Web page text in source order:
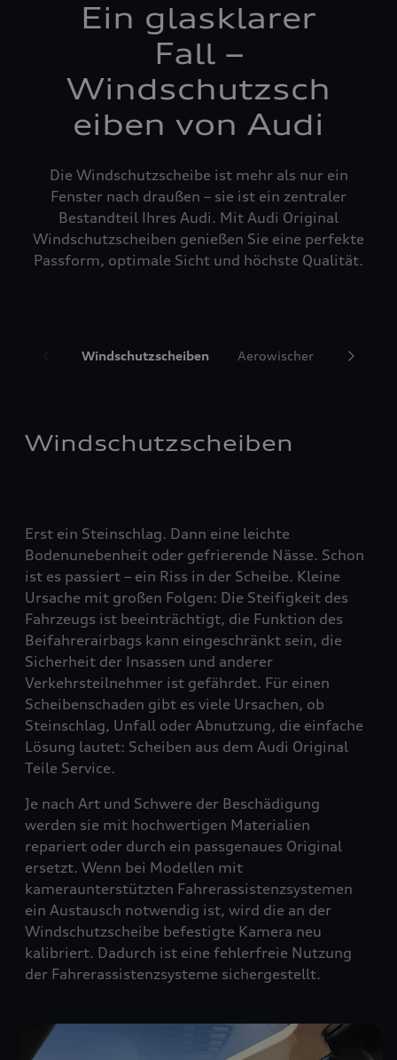
Ein glasklarer
Fall –
Windschutzsch
eiben von Audi
Die Windschutzscheibe ist mehr als nur ein
Fenster nach draußen – sie ist ein zentraler
Bestandteil Ihres Audi. Mit Audi Original
Windschutzscheiben genießen Sie eine perfekte
Passform, optimale Sicht und höchste Qualität.
Windschutzscheiben Aerowischer
Windschutzscheiben
Erst ein Steinschlag. Dann eine leichte
Bodenunebenheit oder gefrierende Nässe. Schon
ist es passiert – ein Riss in der Scheibe. Kleine
Ursache mit großen Folgen: Die Steifigkeit des
Fahrzeugs ist beeinträchtigt, die Funktion des
Beifahrerairbags kann eingeschränkt sein, die
Sicherheit der Insassen und anderer
Verkehrsteilnehmer ist gefährdet. Für einen
Scheibenschaden gibt es viele Ursachen, ob
Steinschlag, Unfall oder Abnutzung, die einfache
Lösung lautet: Scheiben aus dem Audi Original
Teile Service.
Je nach Art und Schwere der Beschädigung
werden sie mit hochwertigen Materialien
repariert oder durch ein passgenaues Original
ersetzt. Wenn bei Modellen mit
kameraunterstützten Fahrerassistenzsystemen
ein Austausch notwendig ist, wird die an der
Windschutzscheibe befestigte Kamera neu
kalibriert. Dadurch ist eine fehlerfreie Nutzung
der Fahrerassistenzsysteme sichergestellt.